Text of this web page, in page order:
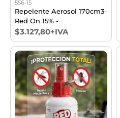
556-15
Repelente Aerosol 170cm3-
Red On 15% -
$3.127,80+IVA